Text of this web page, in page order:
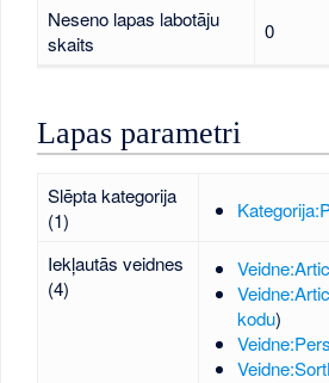
Neseno lapas labotāju
skaits
0
Lapas parametri
Slēpta kategorija
(1)
Iekļautās veidnes
(4)
kodu)